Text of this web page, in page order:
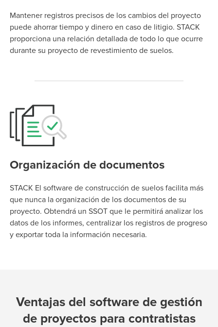
Mantener registros precisos de los cambios del proyecto
puede ahorrar tiempo y dinero en caso de litigio. STACK
proporciona una relación detallada de todo lo que ocurre
durante su proyecto de revestimiento de suelos.
Organización de documentos
STACK El software de construcción de suelos facilita más
que nunca la organización de los documentos de su
proyecto. Obtendrá un SSOT que le permitirá analizar los
datos de los informes, centralizar los registros de progreso
y exportar toda la información necesaria.
Ventajas del software de gestión
de proyectos para contratistas